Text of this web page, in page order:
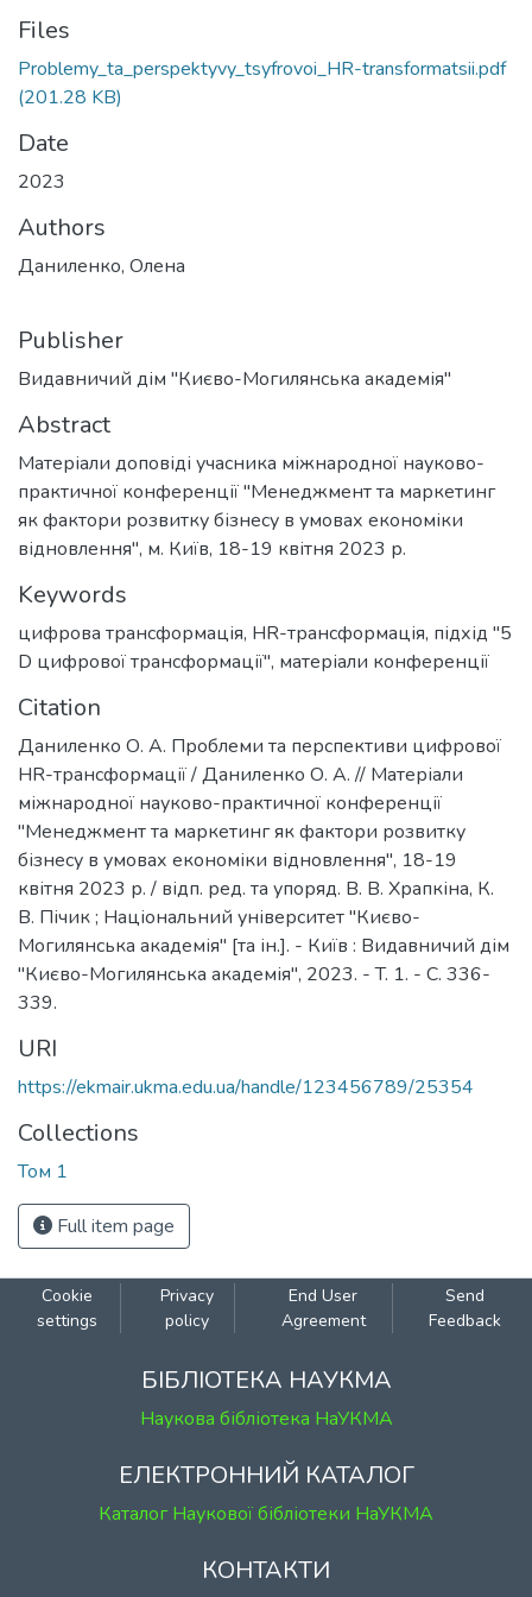
Files
Problemy_ta_perspektyvy_tsyfrovoi_HR-transformatsii.pdf
(201.28 KB)
Date
2023
Authors
Даниленко, Олена
Publisher
Видавничий дім "Києво-Могилянська академія"
Abstract
Матеріали доповіді учасника міжнародної науково-
практичної конференції "Менеджмент та маркетинг
як фактори розвитку бізнесу в умовах економіки
відновлення", м. Київ, 18-19 квітня 2023 р.
Keywords
цифрова трансформація, HR-трансформація, підхід "5
D цифрової трансформації", матеріали конференції
Citation
Даниленко О. А. Проблеми та перспективи цифрової
HR-трансформації / Даниленко О. А. // Матеріали
міжнародної науково-практичної конференції
"Менеджмент та маркетинг як фактори розвитку
бізнесу в умовах економіки відновлення", 18-19
квітня 2023 р. / відп. ред. та упоряд. В. В. Храпкіна, К.
В. Пічик ; Національний університет "Києво-
Могилянська академія" [та ін.]. - Київ : Видавничий дім
"Києво-Могилянська академія", 2023. - T. 1. - C. 336-
339.
URI
https://ekmair.ukma.edu.ua/handle/123456789/25354
Collections
Том 1
Full item page
Cookie
settings
Privacy
policy
End User
Agreement
Send
Feedback
БІБЛІОТЕКА НАУКМА
Наукова бібліотека НаУКМА
ЕЛЕКТРОННИЙ КАТАЛОГ
Каталог Наукової бібліотеки НаУКМА
КОНТАКТИ